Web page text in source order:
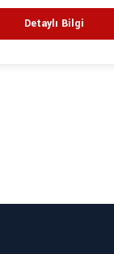
Detaylı Bilgi